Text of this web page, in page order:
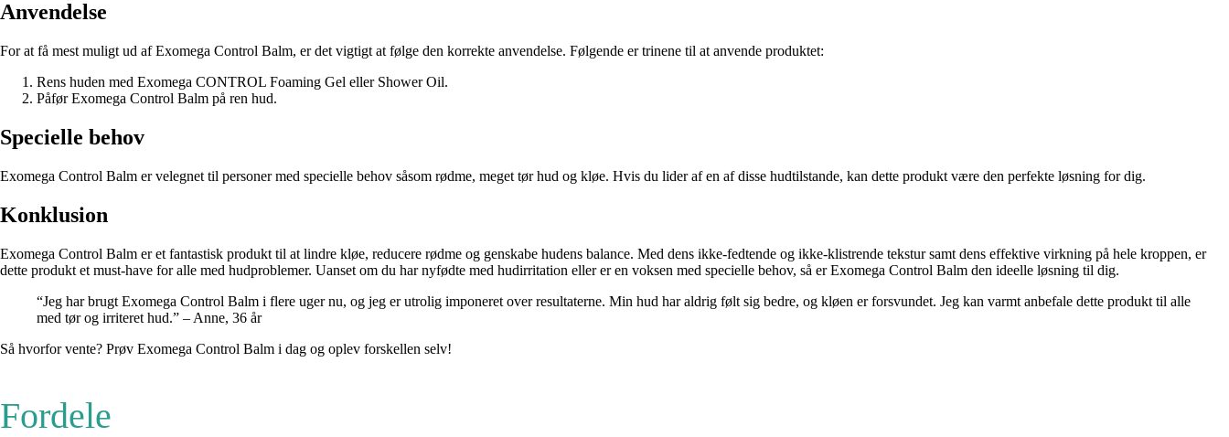
Anvendelse
For at få mest muligt ud af Exomega Control Balm, er det vigtigt at følge den korrekte anvendelse. Følgende er trinene til at anvende produktet:
Rens huden med Exomega CONTROL Foaming Gel eller Shower Oil.
Påfør Exomega Control Balm på ren hud.
Specielle behov
Exomega Control Balm er velegnet til personer med specielle behov såsom rødme, meget tør hud og kløe. Hvis du lider af en af disse hudtilstande, kan dette produkt være den perfekte løsning for dig.
Konklusion
Exomega Control Balm er et fantastisk produkt til at lindre kløe, reducere rødme og genskabe hudens balance. Med dens ikke-fedtende og ikke-klistrende tekstur samt dens effektive virkning på hele kroppen, er
dette produkt et must-have for alle med hudproblemer. Uanset om du har nyfødte med hudirritation eller er en voksen med specielle behov, så er Exomega Control Balm den ideelle løsning til dig.
“Jeg har brugt Exomega Control Balm i flere uger nu, og jeg er utrolig imponeret over resultaterne. Min hud har aldrig følt sig bedre, og kløen er forsvundet. Jeg kan varmt anbefale dette produkt til alle
med tør og irriteret hud.” – Anne, 36 år
Så hvorfor vente? Prøv Exomega Control Balm i dag og oplev forskellen selv!
Fordele